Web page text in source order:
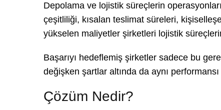
Depolama ve lojistik süreçlerin
çeşitliliği, kısalan teslimat süreleri,
yükselen maliyetler şirketleri lojistik
Başarıyı hedeflemiş şirketler sadece bu
değişken şartlar altında da aynı
Çözüm Nedir?